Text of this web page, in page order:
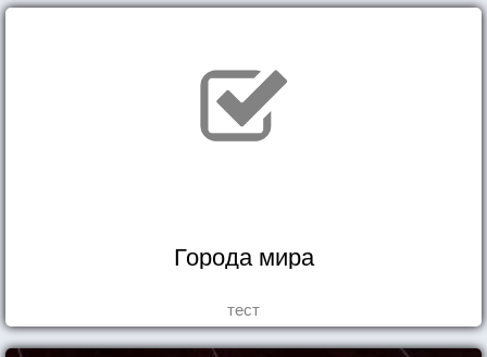
Города мира
тест